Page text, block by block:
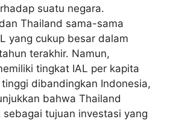
suatu negara.
Thailand sama-sama
yang cukup besar dalam
terakhir. Namun,
tingkat IAL per kapita
dibandingkan Indonesia,
bahwa Thailand
sebagai tujuan investasi yang